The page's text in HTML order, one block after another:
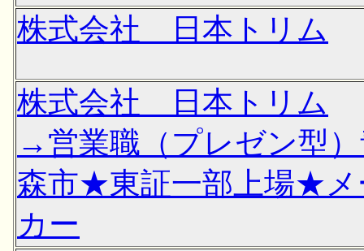
株式会社 日本トリム
株式会社 日本トリム
→営業職（プレゼン型
森市★東証一部上場★メ
カー